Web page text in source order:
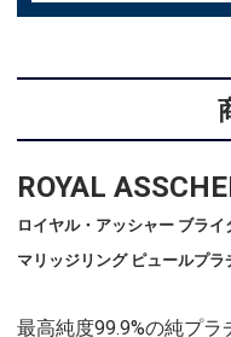
ROYAL
ロイヤル・アッシャー ブラ
マリッジリング ピュールプラ
最高純度99.9%の純プ